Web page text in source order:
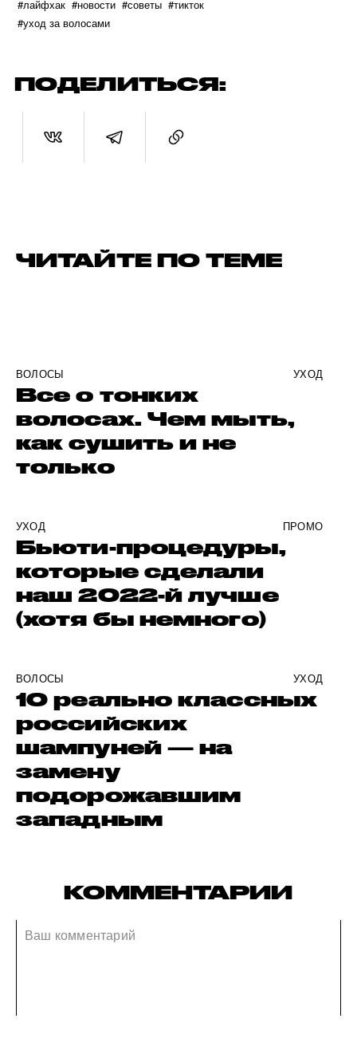
#лайфхак #новости #советы #тикток
#уход за волосами
ПОДЕЛИТЬСЯ:
ЧИТАЙТЕ ПО ТЕМЕ
ВОЛОСЫ УХОД
Все о тонких
волосах. Чем мыть,
как сушить и не
только
УХОД ПРОМО
Бьюти-процедуры,
которые сделали
наш 2022-й лучше
(хотя бы немного)
ВОЛОСЫ УХОД
10 реально классных
российских
шампуней — на
замену
подорожавшим
западным
КОММЕНТАРИИ